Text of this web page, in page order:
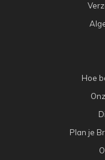
Hoe
Plan je